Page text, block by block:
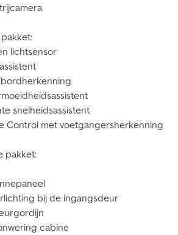
lichtsensor
snelheidsassistent
Control met voetgangersherkenning
pakket:
bij de ingangsdeur
cabine